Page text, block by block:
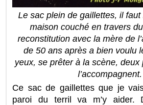
Le sac plein de gaillettes, il
maison couché en travers
reconstitution avec la mère de
de 50 ans après a bien voulu
yeux, se prêter à la scène, deux
l’accompagnent.
Ce sac de gaillettes que je
paroi du terril va m’y aider.